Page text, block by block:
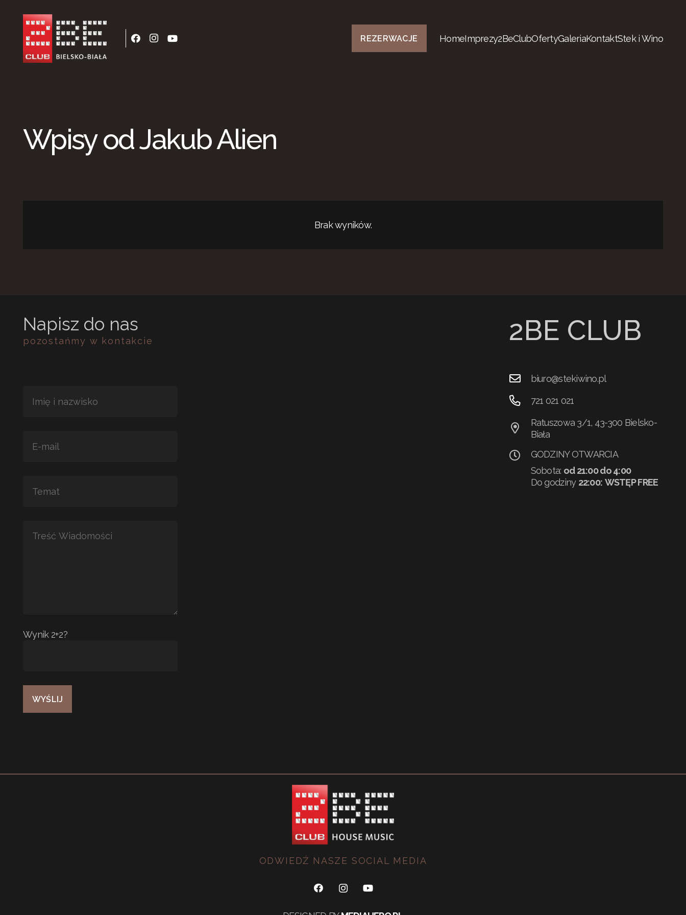
REZERWACJE HomeImprezy2BeClubOfertyGaleriaKontaktStek i Wino
Wpisy od Jakub Alien
Brak wyników.
Napisz do nas
pozostańmy w kontakcie
Wynik 2+2?
2BE CLUB
biuro@stekiwino.pl
721 021 021
Ratuszowa 3/1, 43-300 Bielsko-
Biała
GODZINY OTWARCIA
Sobota: od 21:00 do 4:00
Do godziny 22:00: WSTĘP FREE
ODWIEDŹ NASZE SOCIAL MEDIA